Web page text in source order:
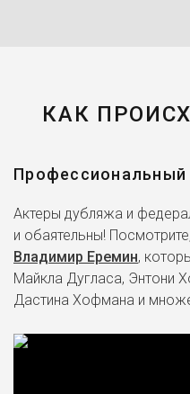
КАК
Профессиональный
Актеры дубляжа и
и обаятельны!
Владимир Еремин,
Майкла Дугласа, Энтони
Дастина Хофмана и